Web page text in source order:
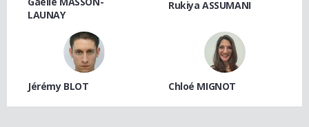
LAUNAY
Rukiya ASSUMANI
Jérémy BLOT Chloé MIGNOT